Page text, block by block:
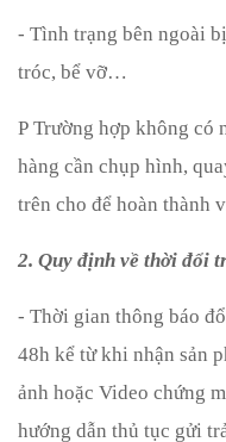
- Tình trạng bên ngoài
tróc, bể vỡ…
P Trường hợp không có
hàng cần chụp hình,
trên cho để hoàn thành
2. Quy định về thời đổi
- Thời gian thông báo
48h kể từ khi nhận sản
ảnh hoặc Video chứng
hướng dẫn thủ tục gửi